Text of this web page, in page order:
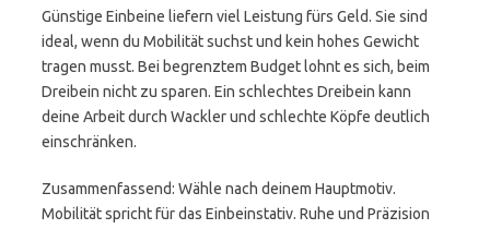
Günstige Einbeine liefern viel Leistung fürs Geld. Sie sind
ideal, wenn du Mobilität suchst und kein hohes Gewicht
tragen musst. Bei begrenztem Budget lohnt es sich, beim
Dreibein nicht zu sparen. Ein schlechtes Dreibein kann
deine Arbeit durch Wackler und schlechte Köpfe deutlich
einschränken.
Zusammenfassend: Wähle nach deinem Hauptmotiv.
Mobilität spricht für das Einbeinstativ. Ruhe und Präzision